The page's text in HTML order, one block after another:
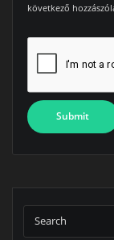
következő